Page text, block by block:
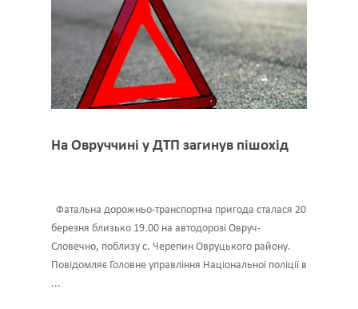
На Овруччині у ДТП загинув пішохід
Фатальна дорожньо-транспортна пригода сталася 20
березня близько 19.00 на автодорозі Овруч-
Словечно, поблизу с. Черепин Овруцького району.
Повідомляє Головне управління Національної поліції в
...